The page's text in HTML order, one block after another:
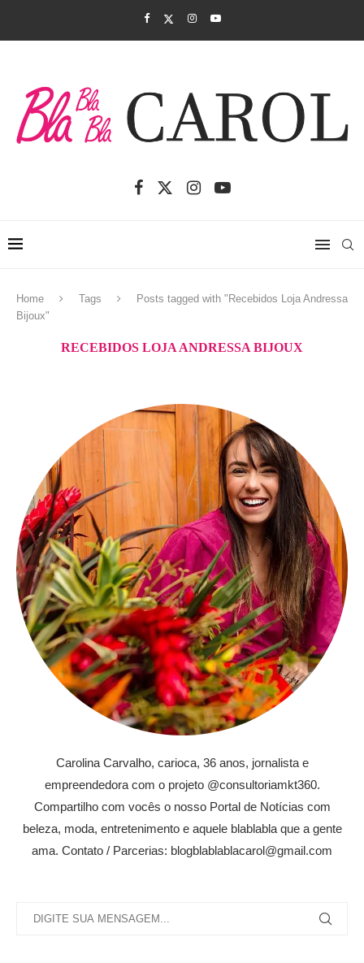
Home Tags
Posts tagged with "Recebidos Loja Andressa
Bijoux"
RECEBIDOS LOJA ANDRESSA BIJOUX
Carolina Carvalho, carioca, 36 anos, jornalista e
empreendedora com o projeto @consultoriamkt360.
Compartilho com vocês o nosso Portal de Notícias com
beleza, moda, entretenimento e aquele blablabla que a gente
ama. Contato / Parcerias: blogblablablacarol@gmail.com